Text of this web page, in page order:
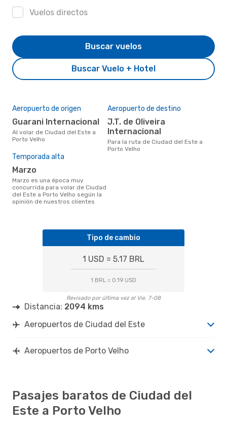
Vuelos directos
Buscar Vuelo + Hotel
Buscar vuelos
Aeropuerto de origen
Guarani Internacional
Al volar de Ciudad del Este a
Porto Velho
Aeropuerto de destino
J.T. de Oliveira
Internacional
Para la ruta de Ciudad del Este a
Porto Velho
Temporada alta
marzo
marzo es una época muy
concurrida para volar de Ciudad
del Este a Porto Velho según la
opinión de nuestros clientes
Tipo de cambio
1 USD = 5.17 BRL
1 BRL = 0.19 USD
Revisado por última vez el Vie. 7-08
Distancia: 2094 kms
Aeropuertos de Ciudad del Este
Aeropuertos de Porto Velho
Pasajes baratos de Ciudad del
Este a Porto Velho